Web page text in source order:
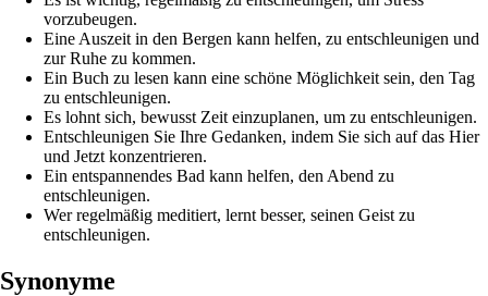
vorzubeugen.
Eine Auszeit in den Bergen kann helfen, zu entschleunigen und
zur Ruhe zu kommen.
Ein Buch zu lesen kann eine schöne Möglichkeit sein, den Tag
zu entschleunigen.
Es lohnt sich, bewusst Zeit einzuplanen, um zu entschleunigen.
Entschleunigen Sie Ihre Gedanken, indem Sie sich auf das Hier
und Jetzt konzentrieren.
Ein entspannendes Bad kann helfen, den Abend zu
entschleunigen.
Wer regelmäßig meditiert, lernt besser, seinen Geist zu
entschleunigen.
Synonyme